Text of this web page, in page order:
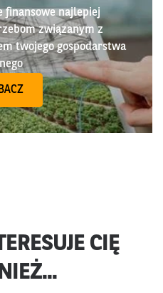
finansowe najlepiej
związanym z
twojego gospodarstwa
CIĘ